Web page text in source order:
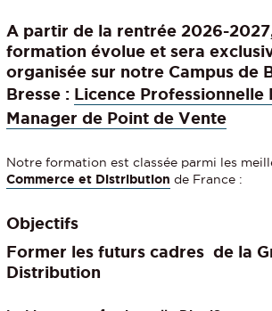
A partir de la rentrée 2026-2027
formation évolue et sera
organisée sur notre Campus de
Bresse : Licence
Manager de Point de Vente
Notre formation est classée parmi les
Commerce et Distribution de France :
Objectifs
Former les futurs cadres de la
Distribution